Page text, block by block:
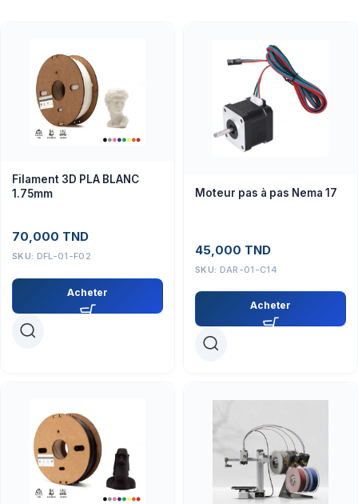
Filament 3D PLA BLANC
1.75mm
70,000 TND
SKU: DFL-01-F02
Acheter
Moteur pas à pas Nema 17
45,000 TND
SKU: DAR-01-C14
Acheter